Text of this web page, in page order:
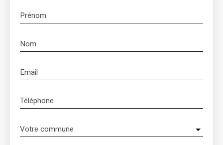
Prénom
Nom
Email
Téléphone
Votre commune